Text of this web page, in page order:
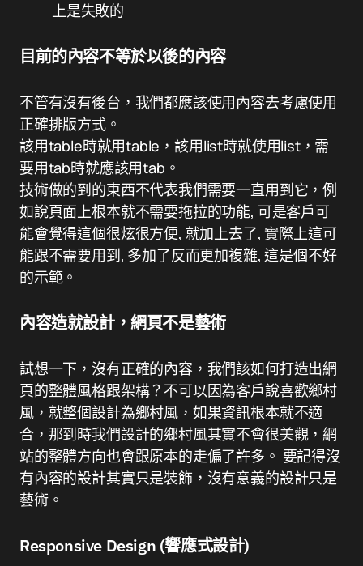
上是失敗的
目前的內容不等於以後的內容
不管有沒有後台，我們都應該使用內容去考慮使用
正確排版方式。
該用table時就用table，該用list時就使用list，需
要用tab時就應該用tab。
技術做的到的東西不代表我們需要一直用到它，例
如說頁面上根本就不需要拖拉的功能, 可是客戶可
能會覺得這個很炫很方便, 就加上去了, 實際上這可
能跟不需要用到, 多加了反而更加複雜, 這是個不好
的示範。
內容造就設計，網頁不是藝術
試想一下，沒有正確的內容，我們該如何打造出網
頁的整體風格跟架構？不可以因為客戶說喜歡鄉村
風，就整個設計為鄉村風，如果資訊根本就不適
合，那到時我們設計的鄉村風其實不會很美觀，網
站的整體方向也會跟原本的走偏了許多。 要記得沒
有內容的設計其實只是裝飾，沒有意義的設計只是
藝術。
Responsive Design (響應式設計)